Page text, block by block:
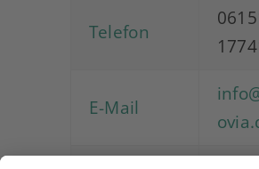
Telefon
E-Mail